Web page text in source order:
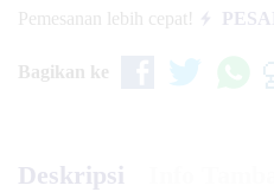
Pemesanan lebih cepat!
Bagikan ke
Deskripsi